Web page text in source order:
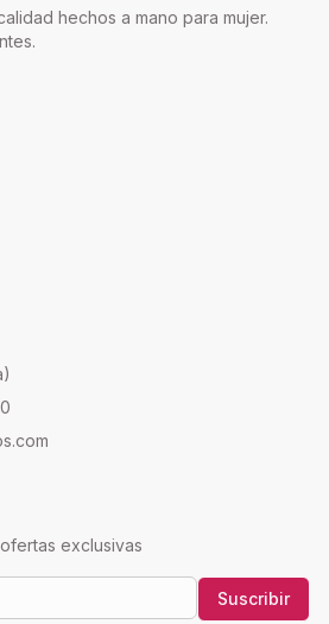
hechos a mano para mujer.
exclusivas
Suscribir